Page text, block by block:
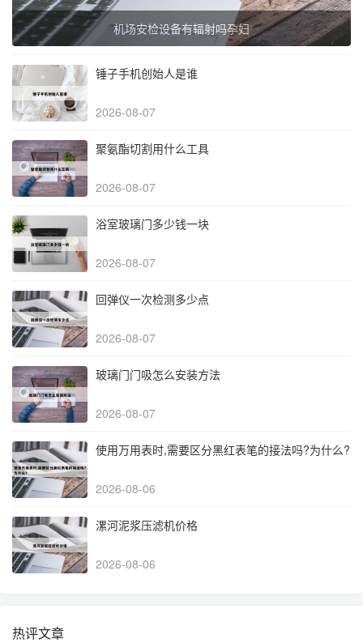
机场安检设备有辐射吗孕妇
锤子手机创始人是谁
2026-08-07
聚氨酯切割用什么工具
2026-08-07
浴室玻璃门多少钱一块
2026-08-07
回弹仪一次检测多少点
2026-08-07
玻璃门门吸怎么安装方法
2026-08-07
使用万用表时,需要区分黑红表笔的接法吗?为什么?
2026-08-06
漯河泥浆压滤机价格
2026-08-06
热评文章